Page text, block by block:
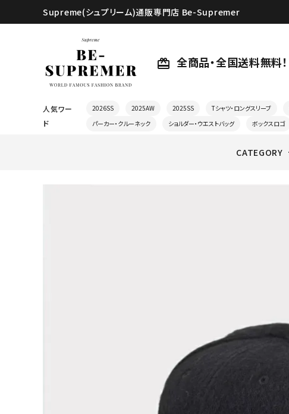
Supreme(シュプリーム)通販専門店 Be-Supremer
card_giftcard 全商品・全国送料無料！
人気ワー
ド
2026SS 2025AW 2025SS Tシャツ・ロングスリーブ
パーカー・クルーネック
ショルダー・ウエストバッグ ボックスロゴ
CATEGORY